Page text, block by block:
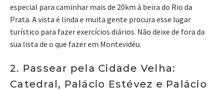
especial para caminhar mais de 20km à beira do Rio da
Prata. A vista é linda e muita gente procura esse lugar
turístico para fazer exercícios diários. Não deixe de fora da
sua lista de o que fazer em Montevidéu.
2. Passear pela Cidade Velha:
Catedral, Palácio Estévez e Palácio